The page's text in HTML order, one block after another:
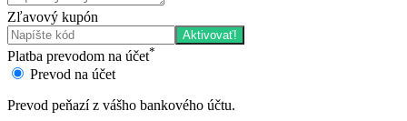
Zľavový kupón
Aktivovať!
Platba prevodom na účet*
Prevod na účet
Prevod peňazí z vášho bankového účtu.